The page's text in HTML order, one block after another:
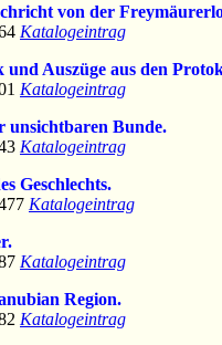
von der
Katalogeintrag
Auszüge aus den
Katalogeintrag
unsichtbaren Bunde.
Katalogeintrag
Geschlechts.
Katalogeintrag
Katalogeintrag
Region.
Katalogeintrag